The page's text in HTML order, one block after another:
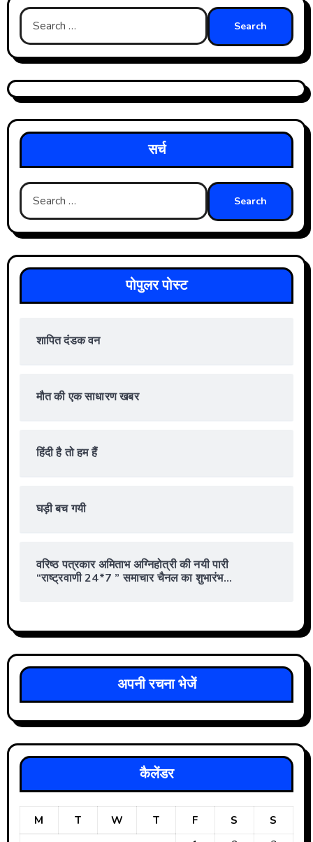
Search
for:
सर्च
Search
for:
पोपुलर पोस्ट
शापित दंडक वन
मौत की एक साधारण खबर
हिंदी है तो हम हैं
घड़ी बच गयी
वरिष्ठ पत्रकार अमिताभ अग्निहोत्री की नयी पारी
“राष्ट्रवाणी 24*7 ” समाचार चैनल का शुभारंभ…
अपनी रचना भेजें
कैलेंडर
M T W T F S
S